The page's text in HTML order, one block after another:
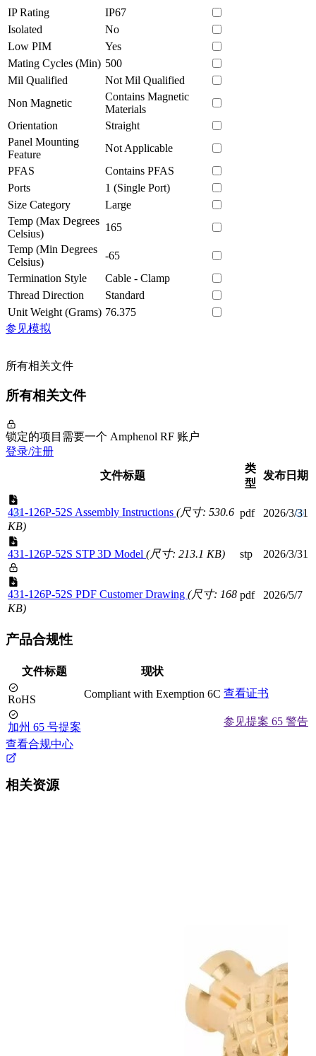
IP Rating
IP67
Isolated
No
Low PIM
Yes
Mating Cycles (Min) 500
Mil Qualified
Not Mil Qualified
Non Magnetic
Contains Magnetic
Materials
Orientation
Straight
Panel Mounting
Feature
Not Applicable
PFAS
Contains PFAS
Ports
1 (Single Port)
Size Category
Large
Temp (Max Degrees
Celsius)
165
Temp (Min Degrees
Celsius)
-65
Termination Style
Cable - Clamp
Thread Direction
Standard
Unit Weight (Grams) 76.375
参见模拟
所有相关文件
所有相关文件
锁定的项目需要一个 Amphenol RF 账户
登录/注册
文件标题
类
型
发布日期
431-126P-52S Assembly Instructions (尺寸: 530.6
KB)
pdf 2026/3/31
431-126P-52S STP 3D Model (尺寸: 213.1 KB) stp 2026/3/31
431-126P-52S PDF Customer Drawing (尺寸: 168
KB)
pdf 2026/5/7
产品合规性
文件标题 现状
RoHS Compliant with Exemption 6C 查看证书
加州 65 号提案
参见提案 65 警告
查看合规中心
相关资源